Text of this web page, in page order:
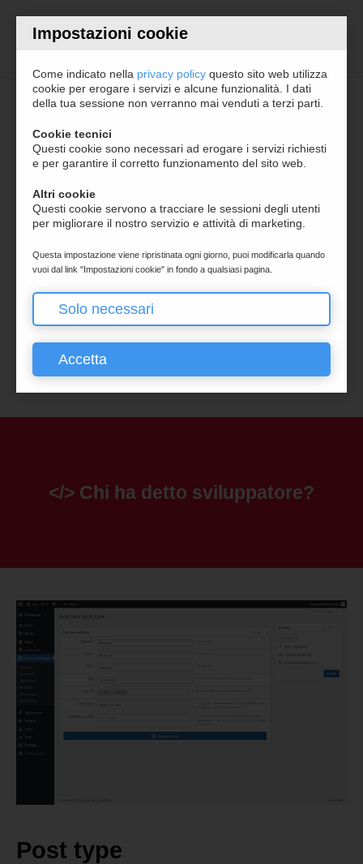
Custom post types
Supporto: 4 richieste / mese
Versione FREE
OFFERTA LIMITATA -54% ⚡
Documentazione
</> Chi ha detto sviluppatore?
Post type
Impostazioni cookie
Come indicato nella privacy policy questo sito web utilizza
cookie per erogare i servizi e alcune funzionalità. I dati
della tua sessione non verranno mai venduti a terzi parti.
Cookie tecnici
Questi cookie sono necessari ad erogare i servizi richiesti
e per garantire il corretto funzionamento del sito web.
Altri cookie
Questi cookie servono a tracciare le sessioni degli utenti
per migliorare il nostro servizio e attività di marketing.
Questa impostazione viene ripristinata ogni giorno, puoi modificarla quando
vuoi dal link "Impostazioni cookie" in fondo a qualsiasi pagina.
Solo necessari
Accetta
ITALIANO
ENGLISH